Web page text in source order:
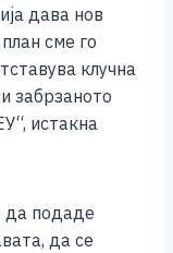
дава нов
сме го
клучна
забрзаното
истакна
да подаде
да се